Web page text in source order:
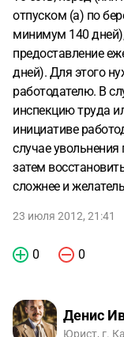
отпуском (а) по
минимум 140
предоставление
дней). Для этого
работодателю. В
инспекцию труда
инициативе
случае
затем
сложнее и
23 июля 2012, 21:41
0 0
Денис
Юрист, г.